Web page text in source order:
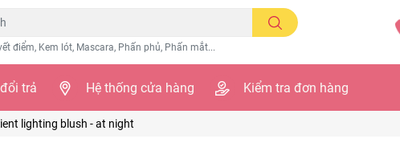
điểm, Kem lót, Mascara, Phấn phủ, Phấn mắt...
trả Hệ thống cửa hàng Kiểm tra đơn hàng
lighting blush - at night